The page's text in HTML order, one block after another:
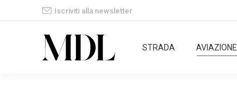
Iscriviti alla newsletter
STRADA AVIAZIONE